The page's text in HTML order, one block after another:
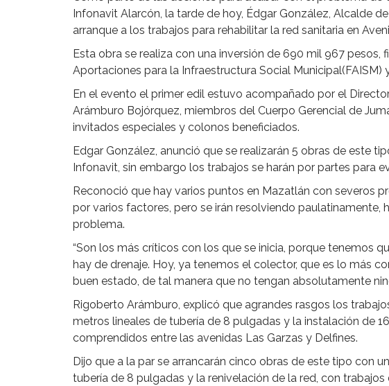
Infonavit Alarcón, la tarde de hoy, Édgar González, Alcalde
arranque a los trabajos para rehabilitar la red sanitaria en
Esta obra se realiza con una inversión de 690 mil 967 pesos,
Aportaciones para la Infraestructura Social Municipal(FAISM)
En el evento el primer edil estuvo acompañado por el
Arámburo Bojórquez, miembros del Cuerpo Gerencial de
invitados especiales y colonos beneficiados.
Edgar González, anunció que se realizarán 5 obras de este
Infonavit, sin embargo los trabajos se harán por partes para
Reconoció que hay varios puntos en Mazatlán con severos
por varios factores, pero se irán resolviendo paulatinamente,
problema.
“Son los más críticos con los que se inicia, porque tenemos
hay de drenaje. Hoy, ya tenemos el colector, que es lo más
buen estado, de tal manera que no tengan absolutamente
Rigoberto Arámburo, explicó que agrandes rasgos los
metros lineales de tubería de 8 pulgadas y la instalación de
comprendidos entre las avenidas Las Garzas y Delfines.
Dijo que a la par se arrancarán cinco obras de este tipo con
tubería de 8 pulgadas y la renivelación de la red, con